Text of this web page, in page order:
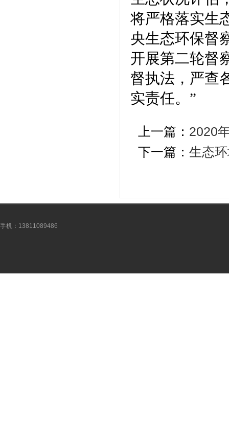
将严格落实生
央生态环保督
开展第二轮督
督执法，严查
实责任。”
上一篇： 2020
下一篇： 生态
手机：13811089486